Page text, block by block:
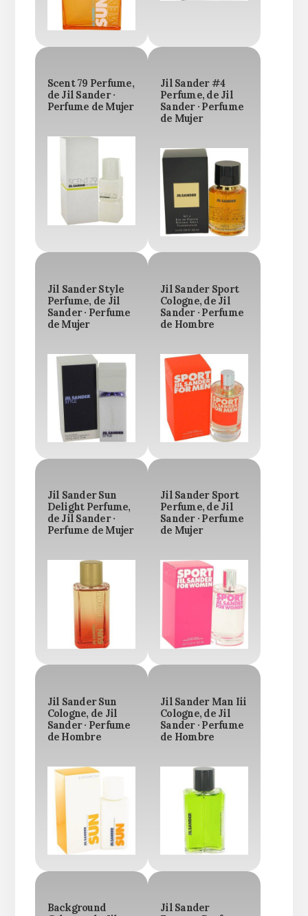
Scent 79 Perfume,
de Jil Sander ·
Perfume de Mujer
Jil Sander #4
Perfume, de Jil
Sander · Perfume
de Mujer
Jil Sander Style
Perfume, de Jil
Sander · Perfume
de Mujer
Jil Sander Sport
Cologne, de Jil
Sander · Perfume
de Hombre
Jil Sander Sun
Delight Perfume,
de Jil Sander ·
Perfume de Mujer
Jil Sander Sport
Perfume, de Jil
Sander · Perfume
de Mujer
Jil Sander Sun
Cologne, de Jil
Sander · Perfume
de Hombre
Jil Sander Man Iii
Cologne, de Jil
Sander · Perfume
de Hombre
Background
Jil Sander